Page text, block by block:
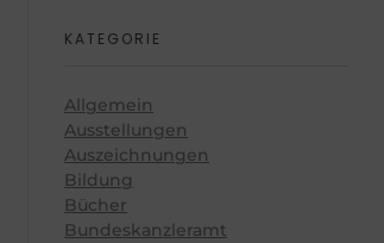
KATEGORIE
Allgemein
Ausstellungen
Auszeichnungen
Bildung
Bücher
Bundeskanzleramt